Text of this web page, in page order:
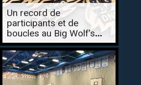
Un record de
participants et de
boucles au Big Wolf’s
Backyard de Lévis